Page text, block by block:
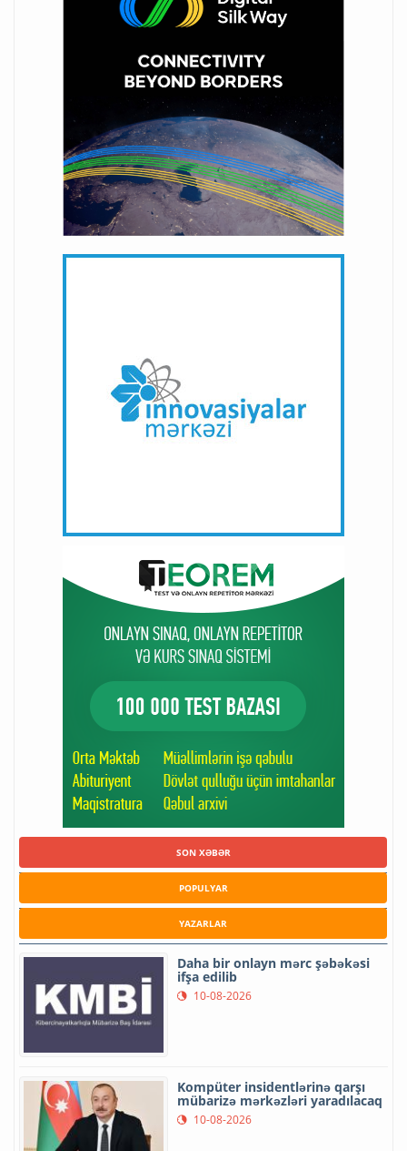
SON XƏBƏR
POPULYAR
YAZARLAR
Daha bir onlayn mərc şəbəkəsi
ifşa edilib
10-08-2026
Kompüter insidentlərinə qarşı
mübarizə mərkəzləri yaradılacaq
10-08-2026